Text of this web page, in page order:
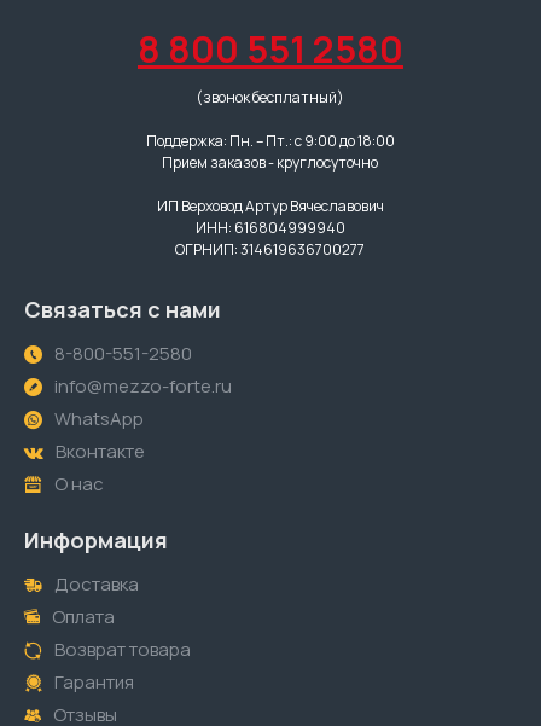
8 800 551 2580
(звонок бесплатный)
Поддержка: Пн. – Пт.: с 9:00 до 18:00
Прием заказов - круглосуточно
ИП Верховод Артур Вячеславович
ИНН: 616804999940
ОГРНИП: 314619636700277
Связаться с нами
8-800-551-2580
info@mezzo-forte.ru
WhatsApp
Вконтакте
О нас
Информация
Доставка
Оплата
Возврат товара
Гарантия
Отзывы